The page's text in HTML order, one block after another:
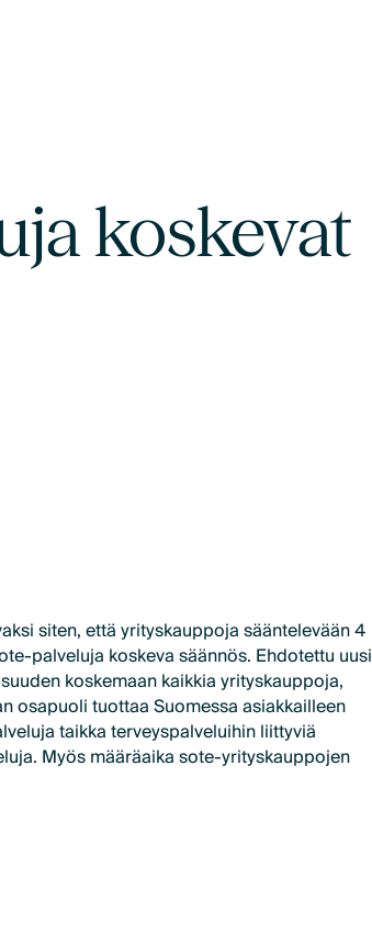
koskevat
siten, että yrityskauppoja sääntelevään 4
palveluja koskeva säännös. Ehdotettu uusi
koskemaan kaikkia yrityskauppoja,
osapuoli tuottaa Suomessa asiakkailleen
taikka terveyspalveluihin liittyviä
Myös määräaika sote-yrityskauppojen